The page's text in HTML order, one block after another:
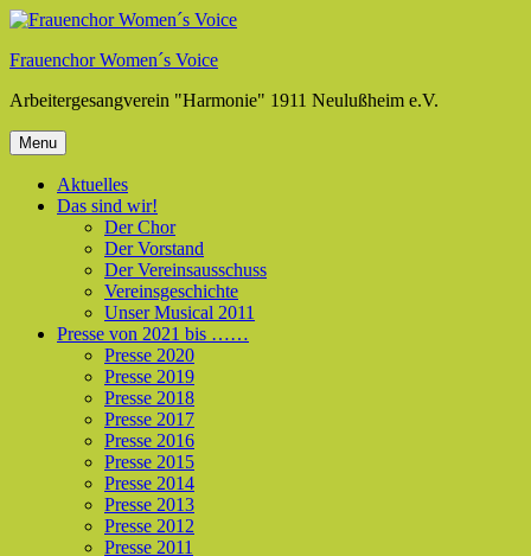
Skip
content
Frauenchor Women´s Voice
Arbeitergesangverein "Harmonie" 1911 Neulußheim e.V.
Menu
Aktuelles
Das sind wir!
Der Chor
Der Vorstand
Der Vereinsausschuss
Vereinsgeschichte
Unser Musical 2011
Presse von 2021 bis ……
Presse 2020
Presse 2019
Presse 2018
Presse 2017
Presse 2016
Presse 2015
Presse 2014
Presse 2013
Presse 2012
Presse 2011